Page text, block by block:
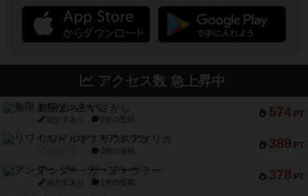
アクセス数 急上昇中
574 PT
無限まちがいさがし
紹介文あり 2件の投稿
389 PT
リワイルド：サウスアメリカ
2件の投稿
378 PT
アンダー・ザ・テーブラー
紹介文あり 1件の投稿